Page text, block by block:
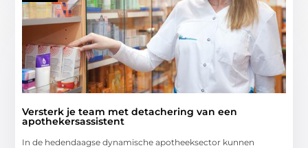
Versterk je team met detachering van een
apothekersassistent
In de hedendaagse dynamische apotheeksector kunnen